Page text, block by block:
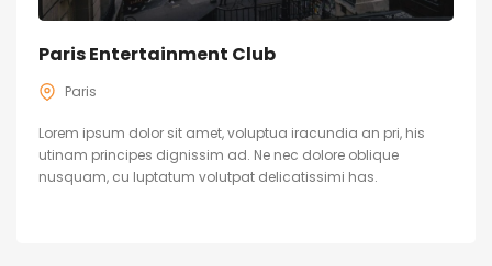
Paris Entertainment Club
Paris
Lorem ipsum dolor sit amet, voluptua iracundia an pri, his
utinam principes dignissim ad. Ne nec dolore oblique
nusquam, cu luptatum volutpat delicatissimi has.